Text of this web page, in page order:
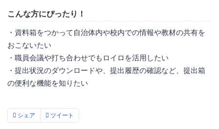
こんな方にぴったり！
・資料箱をつかって自治体内や校内での情報や教材の共有を
おこないたい
・職員会議や打ち合わせでもロイロを活用したい
・提出状況のダウンロードや、提出履歴の確認など、提出箱
の便利な機能を知りたい
シェア ツイート